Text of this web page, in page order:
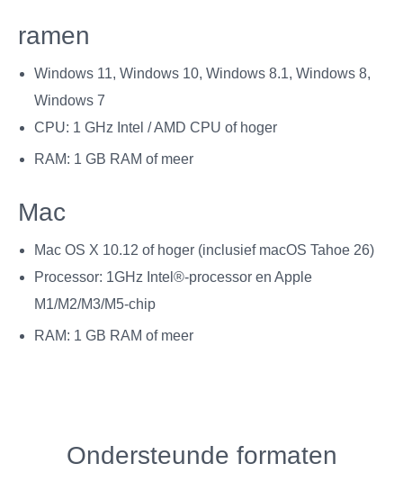
ramen
Windows 11, Windows 10, Windows 8.1, Windows 8,
Windows 7
CPU: 1 GHz Intel / AMD CPU of hoger
RAM: 1 GB RAM of meer
Mac
Mac OS X 10.12 of hoger (inclusief macOS Tahoe 26)
Processor: 1GHz Intel®-processor en Apple
M1/M2/M3/M5-chip
RAM: 1 GB RAM of meer
Ondersteunde formaten